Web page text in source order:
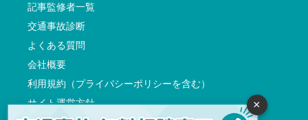
記事監修者一覧
交通事故診断
よくある質問
会社概要
利用規約（プライバシーポリシーを含む）
サイト運営方針
×